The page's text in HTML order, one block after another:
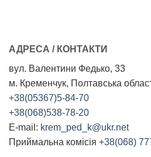
АДРЕСА / КОНТАКТИ
вул. Валентини Федько, 33
м. Кременчук, Полтавська
+38(05367)5-84-70
+38(068)538-78-20
E-mail: krem_ped_k@ukr.net
Приймальна комісія +38(068)